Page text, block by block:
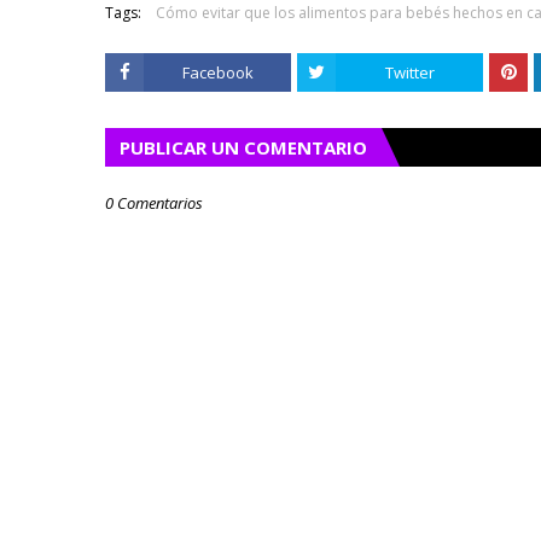
Tags: Cómo evitar que los alimentos para bebés hechos en
Facebook Twitter
PUBLICAR UN COMENTARIO
0 Comentarios